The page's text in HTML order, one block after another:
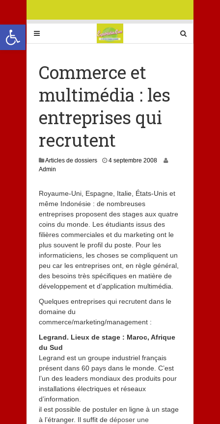
Ouvrir la barre d’outils
Commerce et
multimédia : les
entreprises qui
recrutent
Articles de dossiers 4 septembre 20088
l
e
t
1
3
Admin
Royaume-Uni, Espagne, Italie, États-Unis et
même Indonésie : de nombreuses
entreprises proposent des stages aux quatre
coins du monde. Les étudiants issus des
filières commerciales et du marketing ont le
plus souvent le profil du poste. Pour les
informaticiens, les choses se compliquent un
peu car les entreprises ont, en règle général,
des besoins très spécifiques en matière de
développement et d’application multimédia.
Quelques entreprises qui recrutent dans le
domaine du
commerce/marketing/management :
Legrand. Lieux de stage : Maroc, Afrique
du Sud
Legrand est un groupe industriel français
présent dans 60 pays dans le monde. C’est
l’un des leaders mondiaux des produits pour
installations électriques et réseaux
d’information.
il est possible de postuler en ligne à un stage
à l’étranger. Il suffit de déposer une